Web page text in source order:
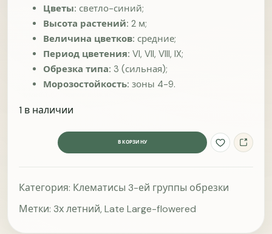
Цветы: светло-синий;
Высота растений: 2 м;
Величина цветков: средние;
Период цветения: VI, VII, VIII, IX;
Обрезка типа: 3 (сильная);
Морозостойкость: зоны 4-9.
1 в наличии
Количество товара Клематис Принц Чарльз (Prince
В КОРЗИНУ
Добавить
Категория: Клематисы 3-ей группы обрезки
Метки: 3х летний, Late Large-flowered
На каком этапе вы сейчас?
Пока просто знакомлюсь с
ассортиментом
Уже выбираю, что
заказать в ближайшее
время
Видел(а) нужное, но
сейчас его не было в
Что важнее всего при выборе?
Цена Срок отправки
Сообщить вам, если появится нужный сорт или